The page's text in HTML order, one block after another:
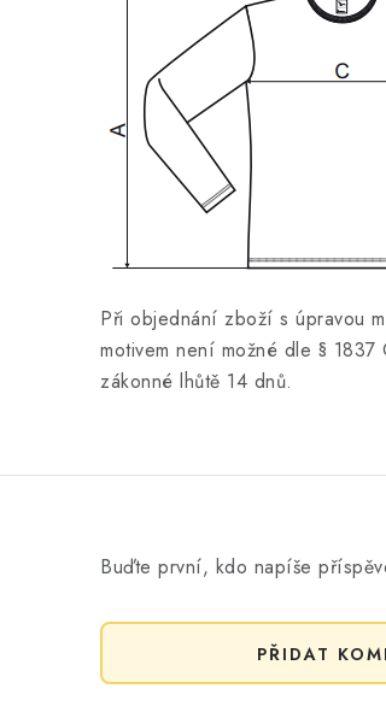
Při objednání zboží s úpravou
motivem není možné dle §
zákonné lhůtě 14 dnů.
Buďte první, kdo napíše
PŘIDAT